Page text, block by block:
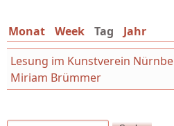
Monat Week Tag (aktiver
Jahr
Lesung im Kunstverein
Miriam Brümmer